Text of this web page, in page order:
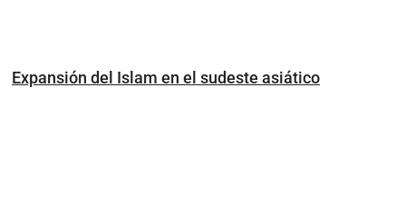
Expansión del Islam en el sudeste asiático